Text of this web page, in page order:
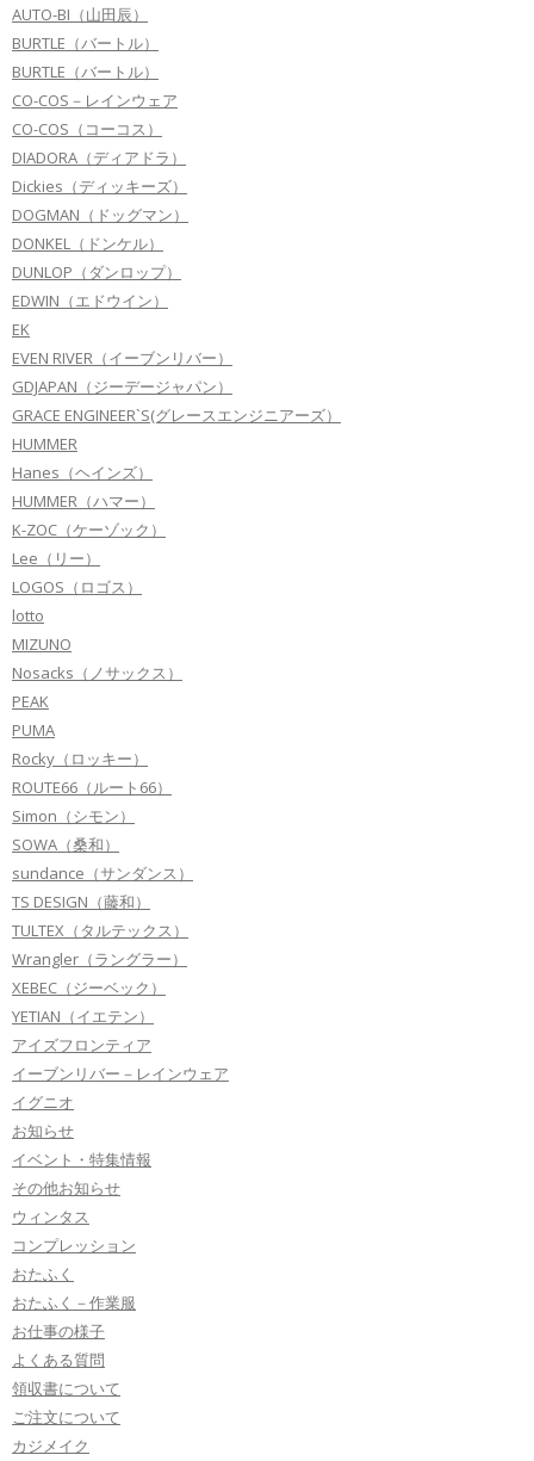
AUTO-BI（山田辰）
BURTLE（バートル）
BURTLE（バートル）
CO-COS－レインウェア
CO-COS（コーコス）
DIADORA（ディアドラ）
Dickies（ディッキーズ）
DOGMAN（ドッグマン）
DONKEL（ドンケル）
DUNLOP（ダンロップ）
EDWIN（エドウイン）
EK
EVEN RIVER（イーブンリバー）
GDJAPAN（ジーデージャパン）
GRACE ENGINEER`S(グレースエンジニアーズ）
HUMMER
Hanes（ヘインズ）
HUMMER（ハマー）
K-ZOC（ケーゾック）
Lee（リー）
LOGOS（ロゴス）
lotto
MIZUNO
Nosacks（ノサックス）
PEAK
PUMA
Rocky（ロッキー）
ROUTE66（ルート66）
Simon（シモン）
SOWA（桑和）
sundance（サンダンス）
TS DESIGN（藤和）
TULTEX（タルテックス）
Wrangler（ラングラー）
XEBEC（ジーベック）
YETIAN（イエテン）
アイズフロンティア
イーブンリバー－レインウェア
イグニオ
お知らせ
イベント・特集情報
その他お知らせ
ウィンタス
コンプレッション
おたふく
おたふく－作業服
お仕事の様子
よくある質問
領収書について
ご注文について
カジメイク